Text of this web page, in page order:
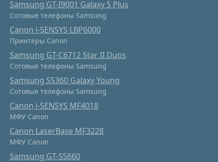
Samsung GT-I9001 Galaxy S Plus
Сотовые телефоны Samsung
Canon i-SENSYS LBP6000
Принтеры Canon
Samsung GT-C6712 Star II Duos
Сотовые телефоны Samsung
Samsung S5360 Galaxy Young
Сотовые телефоны Samsung
Canon i-SENSYS MF4018
МФУ Canon
Canon LaserBase MF3228
МФУ Canon
Samsung GT-S5660